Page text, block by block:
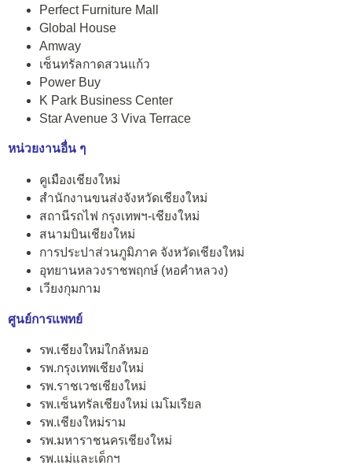
Perfect Furniture Mall
Global House
Amway
เซ็นทรัลกาดสวนแก้ว
Power Buy
K Park Business Center
Star Avenue 3 Viva Terrace
หน่วยงานอื่น ๆ
คูเมืองเชียงใหม่
สำนักงานขนส่งจังหวัดเชียงใหม่
สถานีรถไฟ กรุงเทพฯ-เชียงใหม่
สนามบินเชียงใหม่
การประปาส่วนภูมิภาค จังหวัดเชียงใหม่
อุทยานหลวงราชพฤกษ์ (หอคำหลวง)
เวียงกุมกาม
ศูนย์การแพทย์
รพ.เชียงใหม่ใกล้หมอ
รพ.กรุงเทพเชียงใหม่
รพ.ราชเวชเชียงใหม่
รพ.เซ็นทรัลเชียงใหม่ เมโมเรียล
รพ.เชียงใหม่ราม
รพ.มหาราชนครเชียงใหม่
รพ.แม่และเด็กฯ